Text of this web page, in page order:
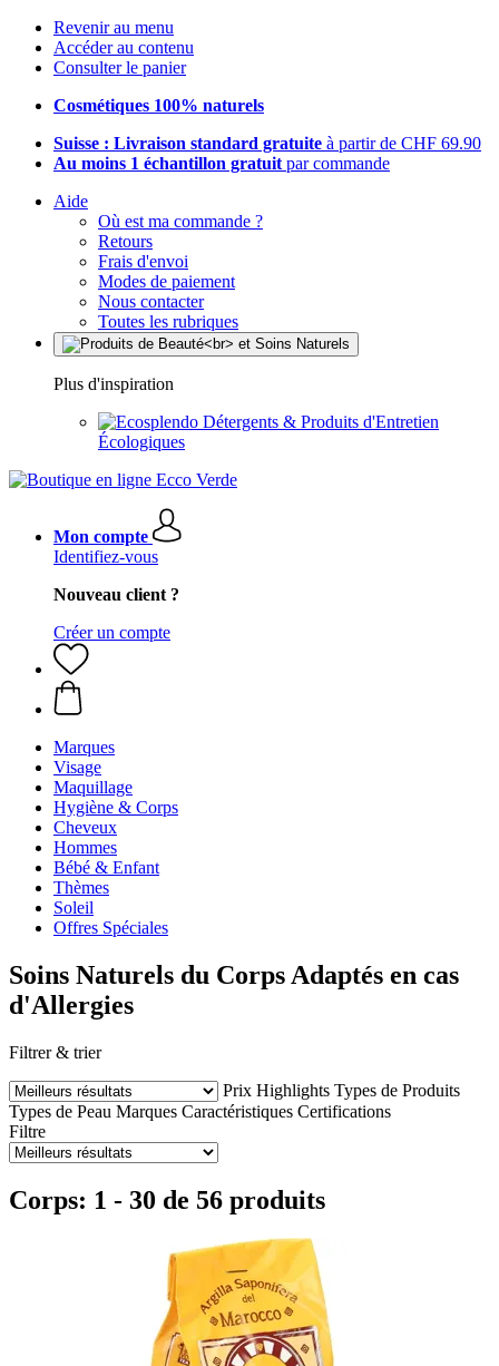
Revenir au menu
Accéder au contenu
Consulter le panier
Cosmétiques 100% naturels
Suisse : Livraison standard gratuite à partir de CHF 69.90
Au moins 1 échantillon gratuit par commande
Aide
Où est ma commande ?
Retours
Frais d'envoi
Modes de paiement
Nous contacter
Toutes les rubriques
Plus d'inspiration
Détergents & Produits d'Entretien
Écologiques
Mon compte
Identifiez-vous
Nouveau client ?
Créer un compte
Marques
Visage
Maquillage
Hygiène & Corps
Cheveux
Hommes
Bébé & Enfant
Thèmes
Soleil
Offres Spéciales
Soins Naturels du Corps Adaptés en cas
d'Allergies
Filtrer & trier
Prix Highlights Types de Produits
Types de Peau Marques Caractéristiques Certifications
Filtre
Corps: 1 - 30 de 56 produits